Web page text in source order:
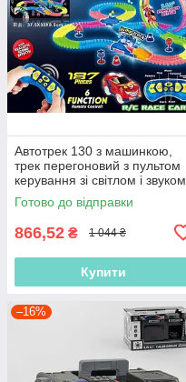
Автотрек 130 з машинкою,
трек перегоновий з пультом
керування зі світлом і звуком,
187 ел, довжина треку 425 см
Готово до відправки
866,52 ₴ 1 044 ₴
Купити
–16%